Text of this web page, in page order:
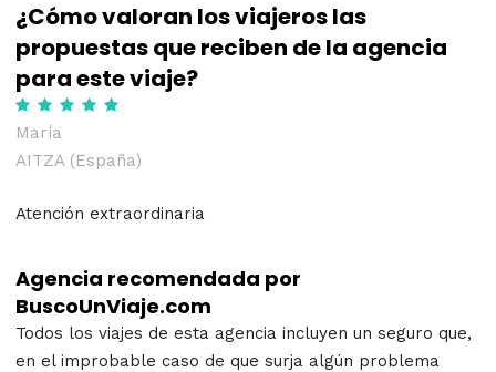
¿Cómo valoran los viajeros las
propuestas que reciben de la agencia
para este viaje?
María
AITZA (España)
Atención extraordinaria
Agencia recomendada por
BuscoUnViaje.com
Todos los viajes de esta agencia incluyen un seguro que,
en el improbable caso de que surja algún problema